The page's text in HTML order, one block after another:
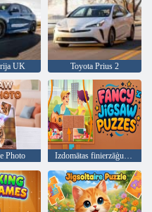
UK Toyota Prius 2
Photo Izdomātas finierzāģu mīklas